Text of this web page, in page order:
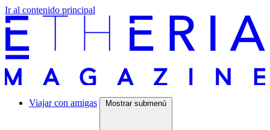
Ir al contenido principal
Viajar con amigas Mostrar submenú